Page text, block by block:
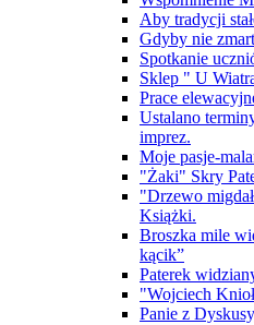
Aby tradycji
Gdyby nie
Spotkanie
Sklep " U
Prace
Ustalano
imprez.
Moje pasje-
"Żaki" Skry
"Drzewo
Książki.
Broszka mile
kącik”
Paterek
"Wojciech
Panie z